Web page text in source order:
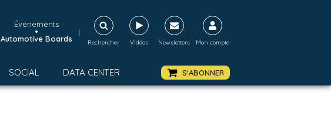
Événements
•
Automotive Boards
|
Rechercher Vidéos Newsletters Mon compte
SOCIAL DATA CENTER S'ABONNER